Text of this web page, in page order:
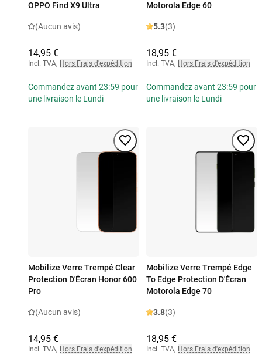
OPPO Find X9 Ultra
(Aucun avis)
14,95 €
Incl. TVA, Hors Frais d'expédition
Commandez avant 23:59 pour
une livraison le Lundi
Motorola Edge 60
5.3(3)
18,95 €
Incl. TVA, Hors Frais d'expédition
Commandez avant 23:59 pour
une livraison le Lundi
Mobilize Verre Trempé Clear
Protection D'Écran Honor 600
Pro
(Aucun avis)
14,95 €
Incl. TVA, Hors Frais d'expédition
Mobilize Verre Trempé Edge
To Edge Protection D'Écran
Motorola Edge 70
3.8(3)
18,95 €
Incl. TVA, Hors Frais d'expédition